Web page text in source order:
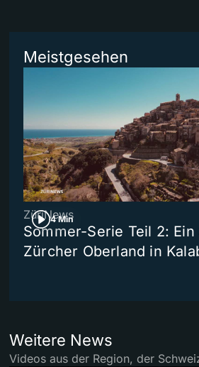
Meistgesehen
4 Min
ZüriNews
Sommer-Serie Teil 2:
Zürcher Oberland in
Weitere News
Videos aus der Region, der